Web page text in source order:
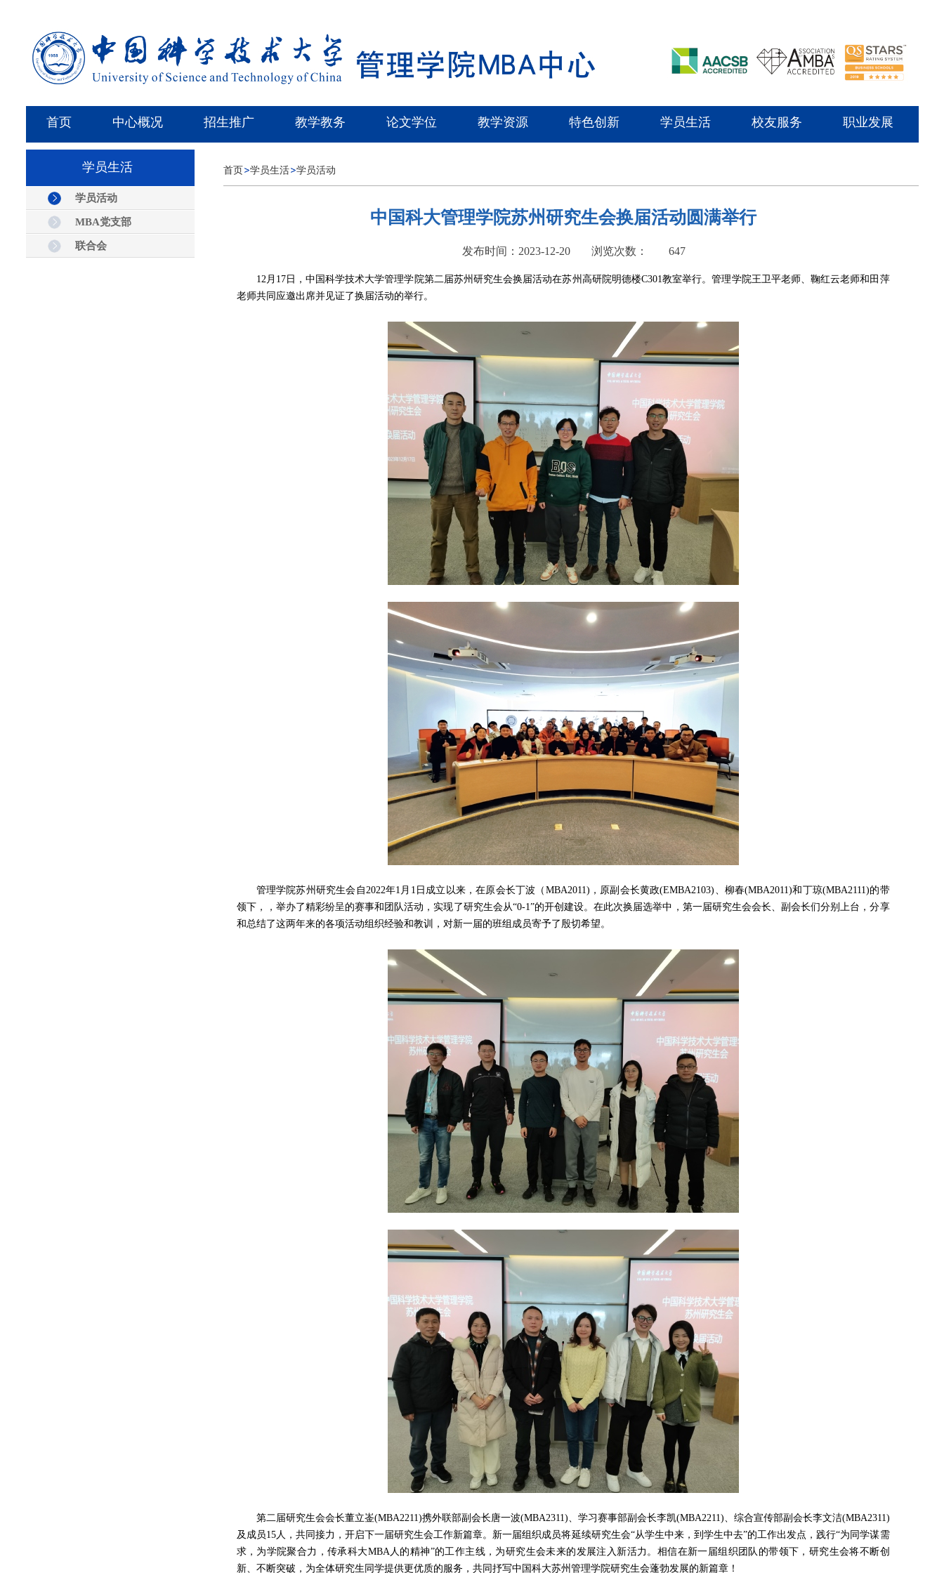
首页 中心概况 招生推广 教学教务 论文学位 教学资源 特色创新 学员生活 校友服务 职业发展
学员生活
学员活动
MBA党支部
联合会
首页 学员生活 学员活动
中国科大管理学院苏州研究生会换届活动圆满举行
发布时间：2023-12-20 浏览次数： 647
12月17日，中国科学技术大学管理学院第二届苏州研究生会换届活动在苏州高研院明德楼C301教室举行。管理学院王卫平老师、鞠红云老师和田 萍
老师共同 应邀出席并见证了换届活动的举行。
管理学院苏州研究生会自2022年1月1日成立以来，在原会长丁波（ MBA2011)，原副会长黄政(EMBA2103)、柳春(MBA2011)和丁琼(MBA2111)的带
领下，
，举办了精彩纷呈的赛事和团队活动，实现了研究生会从“0-1”的开创建设。在此次换届选举中，第一届研究生会会长、副会长们分别上台，分享
和总结了这两年来的各项活动组织经验和教训，对新一届的班组成员寄予了殷切希望。
第二届研究生会会长董立崟(MBA2211)携外联部副会长唐一波(MBA2311)、学习赛事部副会长李凯(MBA2211)、综合宣传部副会长李文洁(MBA2311)
及成员15人 ， 共同接力，开启下一届研究生会工作新篇章。新一届组织成员将延续研究生会“从学生中来，到学生中去”的工作出发点，践行“为同学谋需
求，为学院聚合力，传承科大MBA人的精神”的工作主线，为研究生会未来的发展注入新活力。相信在新一届组织团队的带领下，研究生会将不断创
新、不断突破，为全体研究生同学提供更优质的服务，共同抒写中国科大苏州管理学院研究生会蓬勃发展的新篇章！